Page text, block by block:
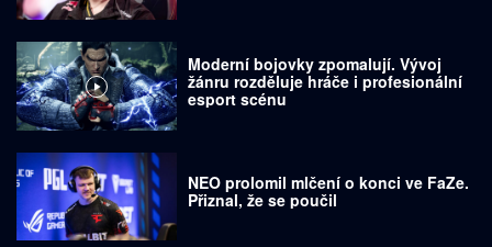
Moderní bojovky zpomalují. Vývoj
žánru rozděluje hráče i profesionální
esport scénu
NEO prolomil mlčení o konci ve FaZe.
Přiznal, že se poučil